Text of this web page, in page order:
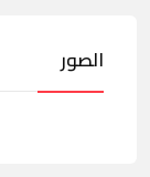
الصور